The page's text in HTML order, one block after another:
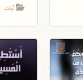
آيات